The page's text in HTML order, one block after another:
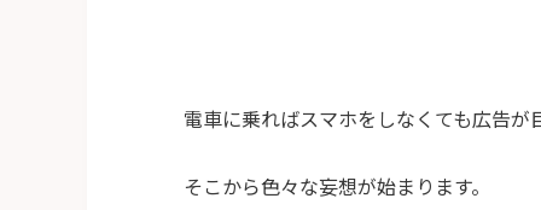
電車に乗ればスマホをしなくても広告が
そこから色々な妄想が始まります。